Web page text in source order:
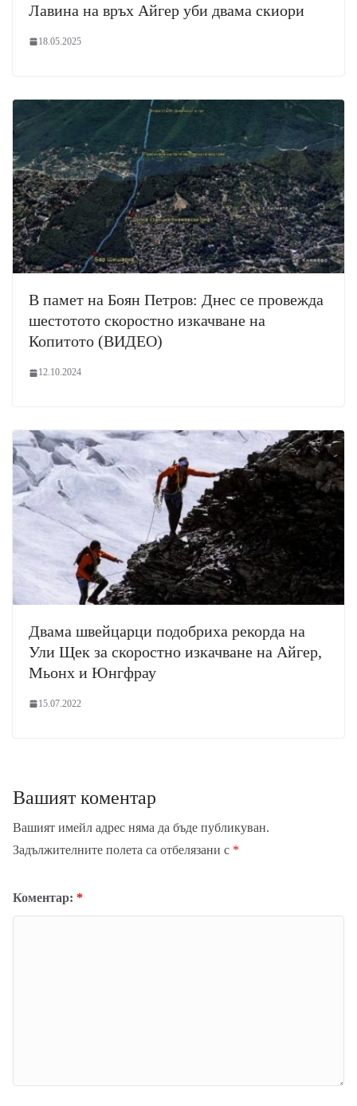
Лавина на връх Айгер уби двама скиори
18.05.2025
В памет на Боян Петров: Днес се провежда
шестотото скоростно изкачване на
Копитото (ВИДЕО)
12.10.2024
Двама швейцарци подобриха рекорда на
Ули Щек за скоростно изкачване на Айгер,
Мьонх и Юнгфрау
15.07.2022
Вашият коментар
Вашият имейл адрес няма да бъде публикуван.
Задължителните полета са отбелязани с *
Коментар: *